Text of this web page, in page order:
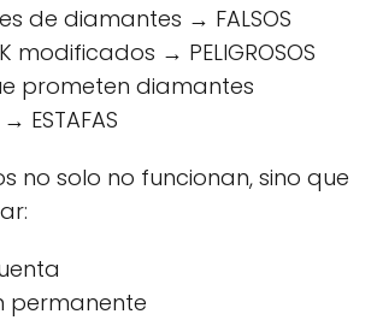
de diamantes → FALSOS
modificados → PELIGROSOS
prometen diamantes
ESTAFAS
no solo no funcionan, sino que
permanente